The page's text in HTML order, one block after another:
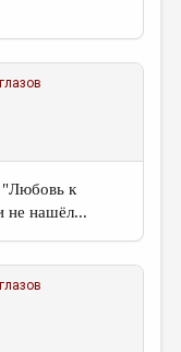
"Любовь к
не нашёл...